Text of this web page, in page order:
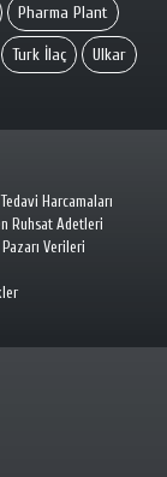
Pharma Plant
Turk İlaç Ulkar
Harcamaları
Ruhsat Adetleri
Verileri